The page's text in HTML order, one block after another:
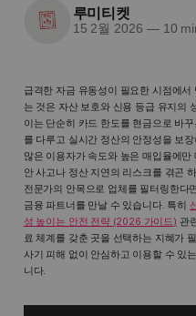
루미티켓
15 2월 2026 —10
급격한 자금 유동성이 필요한 시점에서
는 것은 자산 보호와 신용 등급 유지의
이는 단순히 카드 한도를 현금으로 바
를 다루고 실시간 정산의 안정성을 보
많은 이용자가 속도와 높은 매입율에
안 사고나 정산 지연의 리스크를 겪곤
전문가의 안목으로 업체를 필터링한다
금융 파트너를 만날 수 있습니다. 특히
성 높이는 안전 전략 (2026 가이드) 관
료 체계를 갖춘 곳을 선택하는 지혜가
사기 피해 없이 안심하고 이용할 수 있
니다.